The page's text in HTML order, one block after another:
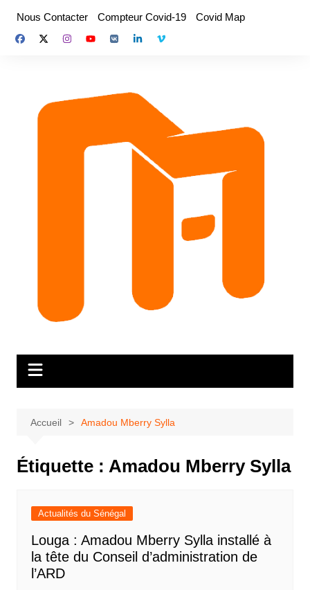
contenu
Nous Contacter Compteur Covid-19 Covid Map
Accueil Amadou Mberry Sylla
Étiquette : Amadou Mberry Sylla
Actualités du Sénégal
Louga : Amadou Mberry Sylla installé à
la tête du Conseil d’administration de
l’ARD